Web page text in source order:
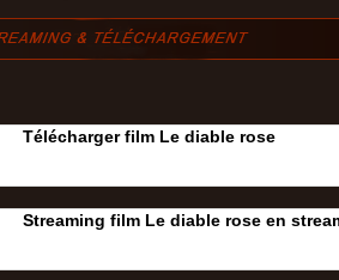
Télécharger film Le diable rose
Streaming film Le diable rose en